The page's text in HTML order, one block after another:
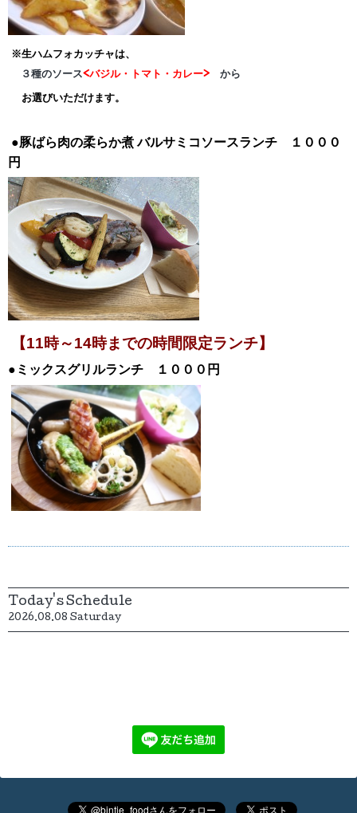
※生ハムフォカッチャは、
３種のソース<バジル・トマト・カレー> から
お選びいただけます。
●豚ばら肉の柔らか煮バルサミコソースランチ １０００
円
【11時～14時までの時間限定ランチ】
●ミックスグリルランチ １０００円
Today's Schedule
2026.08.08 Saturday